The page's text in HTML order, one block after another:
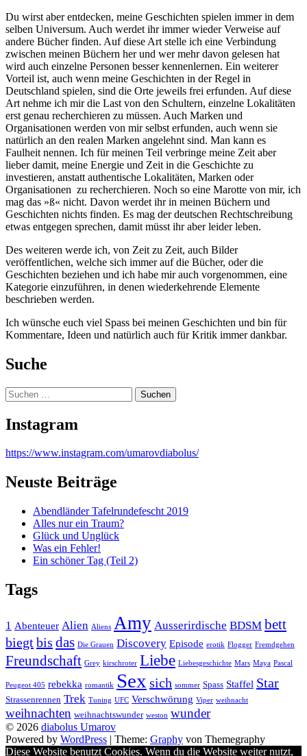
Du wirst aber entdecken, meine Geschichten spielen immer in dem
selben Universum. Auch werdet ihr immer wieder Verweise auf
andere Bücher finden. Auf diese Art stelle ich eine Verbindung
zwischen meinen Büchern her und wer mehr davon gelesen hat
wird auch einzelne Personen besser kennenlernen. Ein weiterer
Vorteil ist, auch wenn meine Geschichten in der Regel in
Deutschland spielen, sind die Orte jeweils frei erfunden. Auf diese
Art nehme ich mir die Last von den Schultern, einzelne Lokalitäten
erst genau recherchieren zu müssen. Auch Marken und
Organisationen werden von mir selbst erfunden, auch wenn sie
natürlich an den realen Marken angelehnt sind. Man kann es
Faulheit nennen. Ich für meinen Teil verbringe meine Zeit aber
lieber damit, meine Energie und Zeit in die Geschichte zu
investieren, anstatt authentische Lokalitäten, Marken oder
Organisationen zu recherchieren. Noch so eine Marotte von mir, ich
mag das »ß« nicht. Davon werdet ihr in meinen Büchern und
Geschichten nichts finden. Es mag der deutschen Rechtschreibung
etwas entgegen sprechen, damit müsst ihr aber leider leben.
Des weiteren werde ich, von Zeit zu Zeit, auch Bilder
veröffentlichen, welche sich immer auf die Bücher, oder die
Geschichten beziehen und ich habe mir auch vorgenommen, eine
Kategorie einzuführen, in denen wiederkehrende Elemente
beschrieben werden.
Ich wünsche euch viel Spass bei meinen Geschichten und bin für
Kommentare, Ideen und natürlich auch für Kritik immer dankbar.
Suche
Suchen
nach:
Instagram
https://www.instagram.com/umarovdiabolus/
Neuste Beiträge
Abendländer Tafelrundefescht 2019
Alles nur ein Traum?
Glück und Unglück
Was ein Fehler!
Ein schöner Tag (Teil 2)
Tags
1 Abenteuer Alien Aliens Amy Ausserirdische BDSM bett
biegtbis das Die Grauen Discovery Episode erotik Flogger Fremdgehen
Freundschaft Grey kirschroter Liebe Liebesgeschichte Mars Maya Pascal
Peugeot 405 rebekka romantik Sex sich sommer Spass Staffel Star
Strassenrennen Trek Tuning UFC Verschwörung Viper weihnacht
weihnachten weihnachtswunder weston wunder
© 2026 diabolus Umarov
Powered by WordPress | Theme: Graphy von Themegraphy
Diese Website benutzt Cookies. Wenn du die Website weiter nutzt,